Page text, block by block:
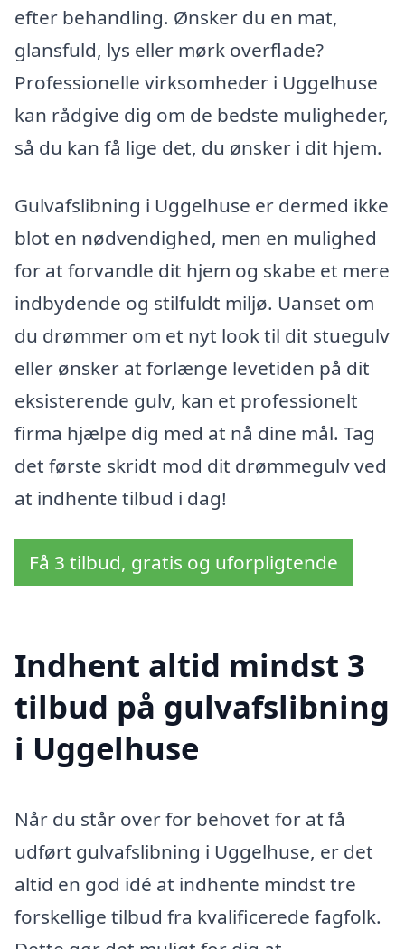
efter behandling. Ønsker du en mat,
glansfuld, lys eller mørk overflade?
Professionelle virksomheder i Uggelhuse
kan rådgive dig om de bedste muligheder,
så du kan få lige det, du ønsker i dit hjem.
Gulvafslibning i Uggelhuse er dermed ikke
blot en nødvendighed, men en mulighed
for at forvandle dit hjem og skabe et mere
indbydende og stilfuldt miljø. Uanset om
du drømmer om et nyt look til dit stuegulv
eller ønsker at forlænge levetiden på dit
eksisterende gulv, kan et professionelt
firma hjælpe dig med at nå dine mål. Tag
det første skridt mod dit drømmegulv ved
at indhente tilbud i dag!
Få 3 tilbud, gratis og uforpligtende
Indhent altid mindst 3
tilbud på gulvafslibning
i Uggelhuse
Når du står over for behovet for at få
udført gulvafslibning i Uggelhuse, er det
altid en god idé at indhente mindst tre
forskellige tilbud fra kvalificerede fagfolk.